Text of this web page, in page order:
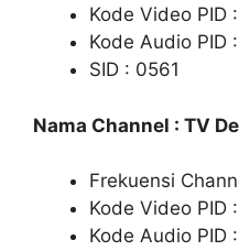
Kode Video PID
Kode Audio PID
SID : 0561
Nama Channel : TV
Frekuensi
Kode Video PID
Kode Audio PID